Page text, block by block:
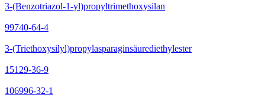
3-(Benzotriazol-1-yl)propyltrimethoxysilan
99740-64-4
3-(Triethoxysilyl)propylasparaginsäurediethylester
15129-36-9
106996-32-1